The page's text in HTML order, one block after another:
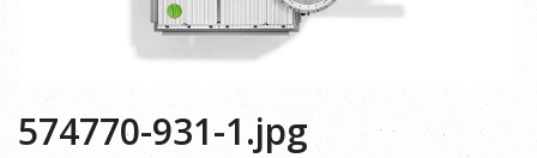
574770-931-1.jpg